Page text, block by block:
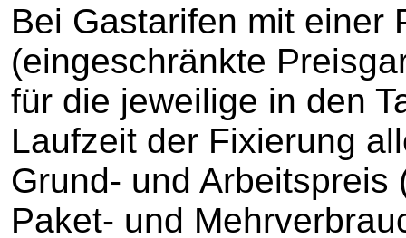
Bei Gastarifen mit einer
(eingeschränkte
für die jeweilige in den
Laufzeit der Fixierung
Grund- und
Paket- und